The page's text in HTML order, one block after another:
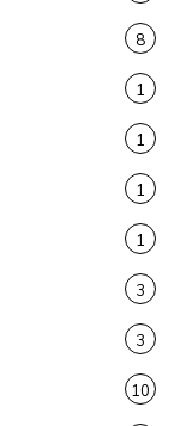
8
1
1
1
1
3
3
10